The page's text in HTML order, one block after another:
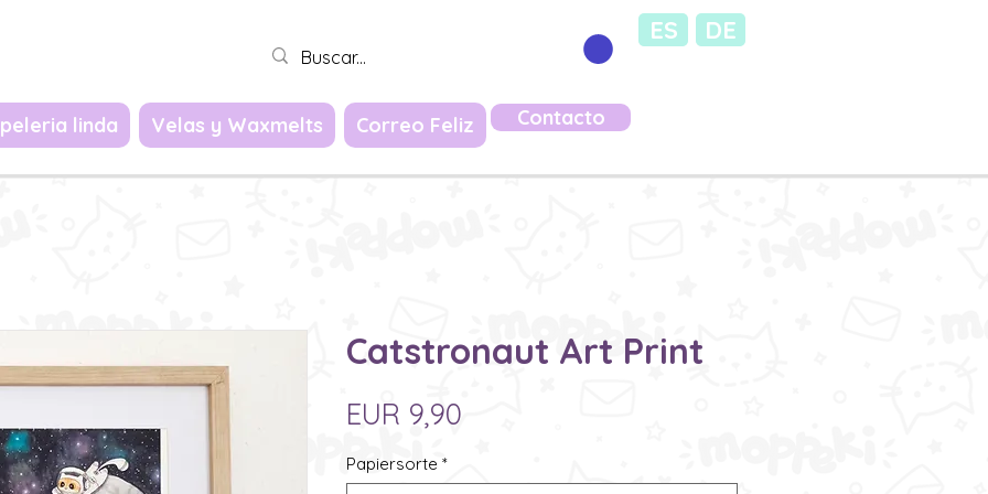
ES DE
linda Velas y Waxmelts Correo Feliz Contacto
Catstronaut Art Print
EUR 9,90
Papiersorte *